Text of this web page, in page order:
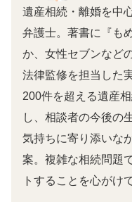
遺産相続・離婚を中
弁護士。著書に『も
か、女性セブンなど
法律監修を担当した
200件を超える遺産
し、相談者の今後の
気持ちに寄り添いな
案。複雑な相続問題
トすることを心がけ